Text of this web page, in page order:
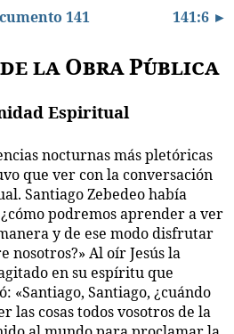
141 141:6 ►
la Obra Pública
Espiritual
nocturnas más pletóricas
que ver con la conversación
Santiago Zebedeo había
podremos aprender a ver
y de ese modo disfrutar
nosotros?» Al oír Jesús la
en su espíritu que
«Santiago, Santiago, ¿cuándo
las cosas todos vosotros de la